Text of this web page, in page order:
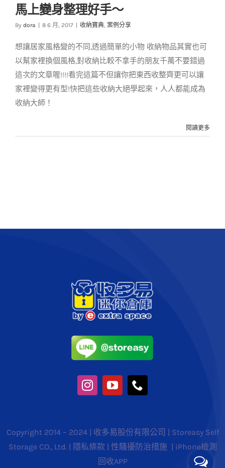
手也能一秒頓悟 馬上
變身整理好手～
馬上變身整理好手～
By dora 8 6 月, 2017 收納寶典, 案例分享
想讓居家風格變的不同,透過簡單的小物 收納物品其實也可
以幫家裡換個風格,對收納比較不拿手的朋友千萬不要錯過
這次的文章喔!!!!看完這篇不但讓你把東西收整齊更可以讓
家裡變得更有型!快把這些收納大絕學起來，人人都能成為
收納大師！
閱讀更多
Copyright 2014 – 2024 | 收多易股份有限公司 | Storeasy Self
Storage CO., Ltd. | 隱私條款 | 性騷擾防治措施 | iPhone檢測
回收APP